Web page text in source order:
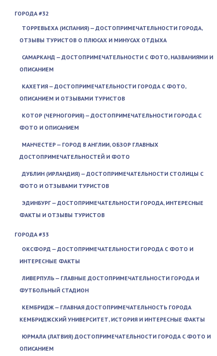
ГОРОДА #32
ТОРРЕВЬЕХА (ИСПАНИЯ) — ДОСТОПРИМЕЧАТЕЛЬНОСТИ ГОРОДА,
ОТЗЫВЫ ТУРИСТОВ О ПЛЮСАХ И МИНУСАХ ОТДЫХА
САМАРКАНД — ДОСТОПРИМЕЧАТЕЛЬНОСТИ С ФОТО, НАЗВАНИЯМИ И
ОПИСАНИЕМ
КАХЕТИЯ — ДОСТОПРИМЕЧАТЕЛЬНОСТИ ГОРОДА С ФОТО,
ОПИСАНИЕМ И ОТЗЫВАМИ ТУРИСТОВ
КОТОР (ЧЕРНОГОРИЯ) — ДОСТОПРИМЕЧАТЕЛЬНОСТИ ГОРОДА С
ФОТО И ОПИСАНИЕМ
МАНЧЕСТЕР — ГОРОД В АНГЛИИ, ОБЗОР ГЛАВНЫХ
ДОСТОПРИМЕЧАТЕЛЬНОСТЕЙ И ФОТО
ДУБЛИН (ИРЛАНДИЯ) — ДОСТОПРИМЕЧАТЕЛЬНОСТИ СТОЛИЦЫ С
ФОТО И ОТЗЫВАМИ ТУРИСТОВ
ЭДИНБУРГ — ДОСТОПРИМЕЧАТЕЛЬНОСТИ ГОРОДА, ИНТЕРЕСНЫЕ
ФАКТЫ И ОТЗЫВЫ ТУРИСТОВ
ГОРОДА #33
ОКСФОРД — ДОСТОПРИМЕЧАТЕЛЬНОСТИ ГОРОДА С ФОТО И
ИНТЕРЕСНЫЕ ФАКТЫ
ЛИВЕРПУЛЬ — ГЛАВНЫЕ ДОСТОПРИМЕЧАТЕЛЬНОСТИ ГОРОДА И
ФУТБОЛЬНЫЙ СТАДИОН
КЕМБРИДЖ — ГЛАВНАЯ ДОСТОПРИМЕЧАТЕЛЬНОСТЬ ГОРОДА
КЕМБРИДЖСКИЙ УНИВЕРСИТЕТ, ИСТОРИЯ И ИНТЕРЕСНЫЕ ФАКТЫ
ЮРМАЛА (ЛАТВИЯ) ДОСТОПРИМЕЧАТЕЛЬНОСТИ ГОРОДА С ФОТО И
ОПИСАНИЕМ